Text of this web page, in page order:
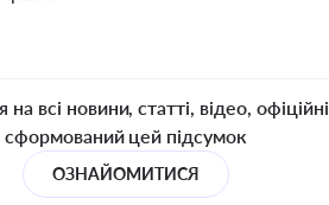
всі новини, статті, відео,
сформований цей підсумок
ОЗНАЙОМИТИСЯ